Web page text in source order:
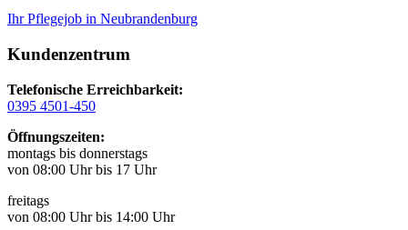
Ihr Pflegejob in Neubrandenburg
Kundenzentrum
Telefonische Erreichbarkeit:
0395 4501-450
Öffnungszeiten:
montags bis donnerstags
von 08:00 Uhr bis 17 Uhr
freitags
von 08:00 Uhr bis 14:00 Uhr